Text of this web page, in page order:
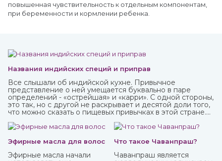
повышенная чувствительность к отдельным компонентам,
при беременности и кормлении ребенка.
Названия индийских специй и приправ
Все слышали об индийской кухне. Привычное
представление о ней умещается буквально в паре
определений - «острейшая» и «карри». С одной стороны,
это так, но с другой не раскрывает и десятой доли того,
что можно сказать о пищевых привычках в этой стране.
Присутствующие в ней специи и их сочетания
придавать удивительные вкусовые свойства блюдам, но
Эфирные масла для волос
Эфирные масла начали
Что такое Чаванпраш?
Чаванпраш является